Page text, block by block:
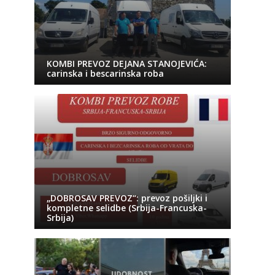
KOMBI PREVOZ DEJANA STANOJEVIĆA:
carinska i bescarinska roba
„DOBROSAV PREVOZ“: prevoz pošiljki i
kompletne selidbe (Srbija-Francuska-
Srbija)